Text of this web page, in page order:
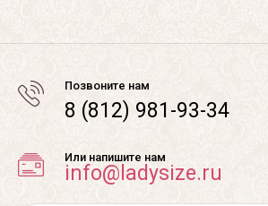
Позвоните нам
8 (812) 981-93-34
Или напишите нам
info@ladysize.ru